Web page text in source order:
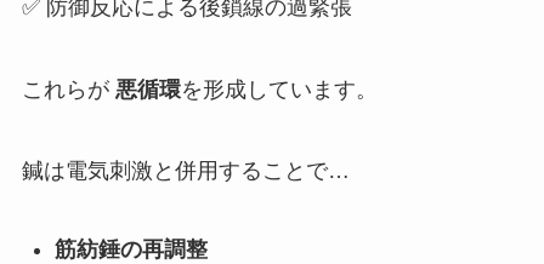
✅ 防御反応による後鎖線の過緊張
これらが 悪循環を形成しています。
鍼は電気刺激と併用することで…
筋紡錘の再調整